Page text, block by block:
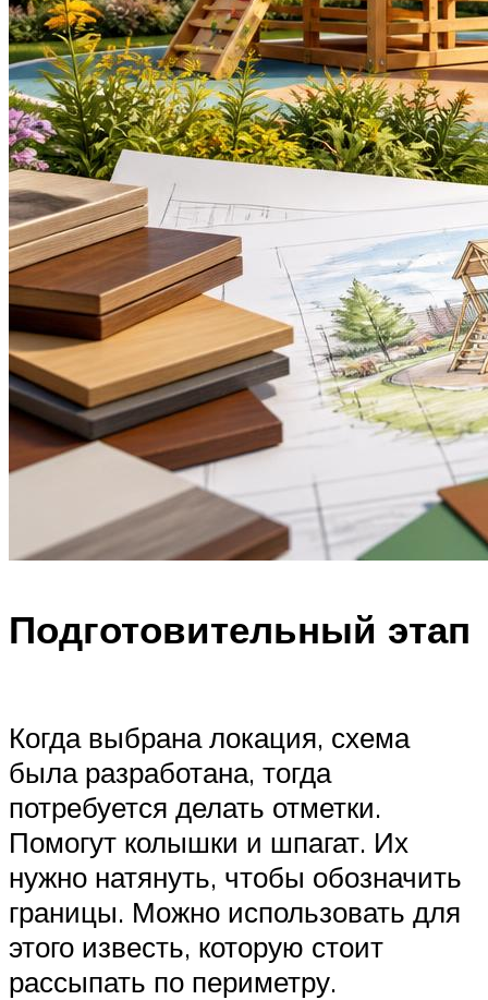
Подготовительный этап
Когда выбрана локация, схема
была разработана, тогда
потребуется делать отметки.
Помогут колышки и шпагат. Их
нужно натянуть, чтобы обозначить
границы. Можно использовать для
этого известь, которую стоит
рассыпать по периметру.